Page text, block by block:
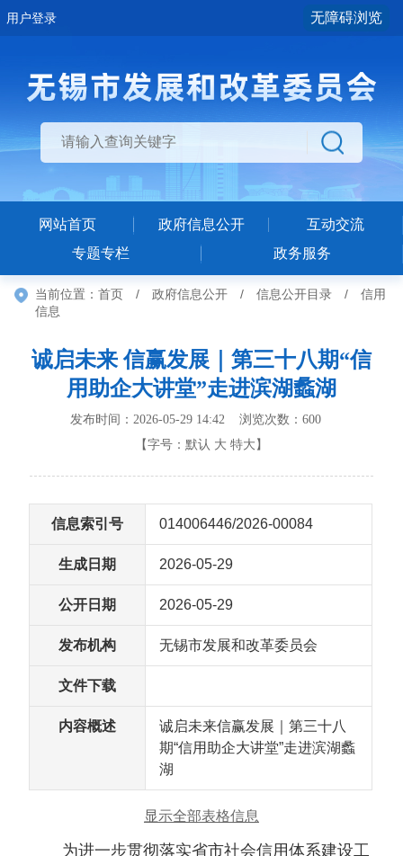
用户登录 无障碍浏览
网站首页 政府信息公开
互动交流
专题专栏
政务服务
当前位置： 首页 / 政府信息公开 / 信息公开目录 /
信用
信息
诚启未来 信赢发展｜第三十八期“信
用助企大讲堂”走进滨湖蠡湖
发布时间：2026-05-29 14:42 浏览次数： 600
【字号： 默认 大 特大 】
信息索引号 014006446/2026-00084
生成日期 2026-05-29
公开日期 2026-05-29
发布机构 无锡市发展和改革委员会
文件下载
内容概述
诚启未来信赢发展｜第三十八
期“信用助企大讲堂”走进滨湖蠡
湖
显示全部表格信息
为进一步贯彻落实省市社会信用体系建设工